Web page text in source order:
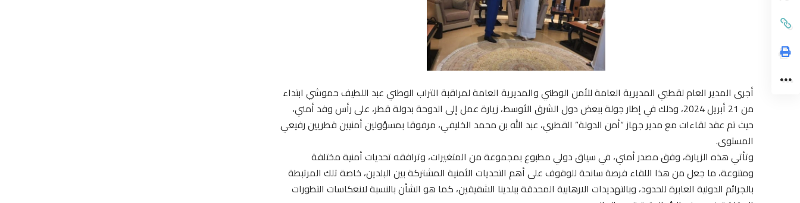
أجرى المدير العام لقطبي المديرية العامة للأمن الوطني والمديرية العامة لمراقبة التراب الوطني عبد اللطيف حموشي ابتداء
من 21 أبريل 2024، وذلك في إطار جولة ببعض دول الشرق الأوسط، زيارة عمل إلى الدوحة بدولة قطر، على رأس وفد أمني،
حيث تم عقد لقاءات مع مدير جهاز “أمن الدولة” القطري، عبد الله بن محمد الخليفي، مرفوقا بمسؤولين أمنيين قطريين رفيعي
المستوى.
وتأتي هذه الزيارة، وفق مصدر أمني، في سياق دولي مطبوع بمجموعة من المتغيرات، وترافقه تحديات أمنية مختلفة
ومتنوعة، ما جعل من هذا اللقاء فرصة سانحة للوقوف على أهم التحديات الأمنية المشتركة بين البلدين، خاصة تلك المرتبطة
بالجرائم الدولية العابرة للحدود، وبالتهديدات الارهابية المحدقة ببلدينا الشقيقين، كما هو الشأن بالنسبة لانعكاسات التطورات